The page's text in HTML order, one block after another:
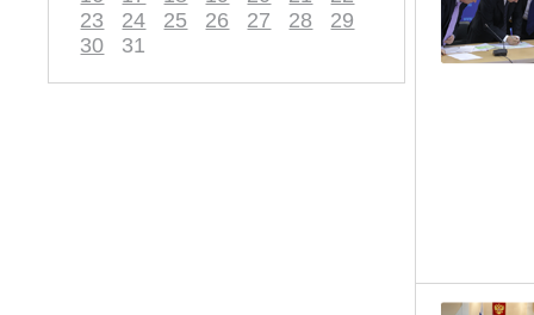
23
24 25 26 27 28
29
30
31